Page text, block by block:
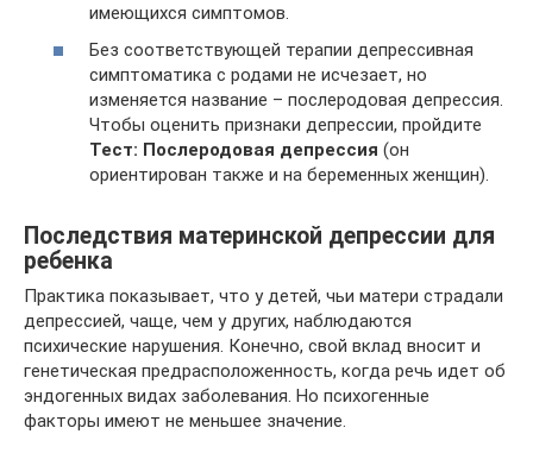
имеющихся симптомов.
Без соответствующей терапии депрессивная
симптоматика с родами не исчезает, но
изменяется название – послеродовая депрессия.
Чтобы оценить признаки депрессии, пройдите
Тест: Послеродовая депрессия (он
ориентирован также и на беременных женщин).
Последствия материнской депрессии для
ребенка
Практика показывает, что у детей, чьи матери страдали
депрессией, чаще, чем у других, наблюдаются
психические нарушения. Конечно, свой вклад вносит и
генетическая предрасположенность, когда речь идет об
эндогенных видах заболевания. Но психогенные
факторы имеют не меньшее значение.